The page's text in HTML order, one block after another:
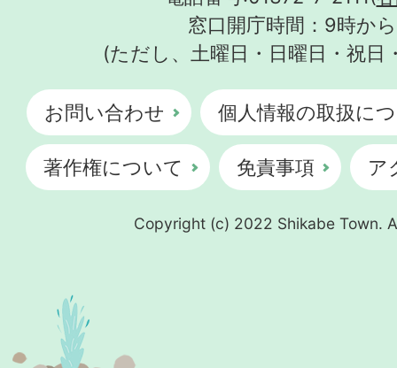
窓口開庁時間：9時か
(ただし、土曜日・日曜日・祝日
お問い合わせ 個人情報の取扱に
著作権について 免責事項 ア
Copyright (c) 2022 Shikabe Town.